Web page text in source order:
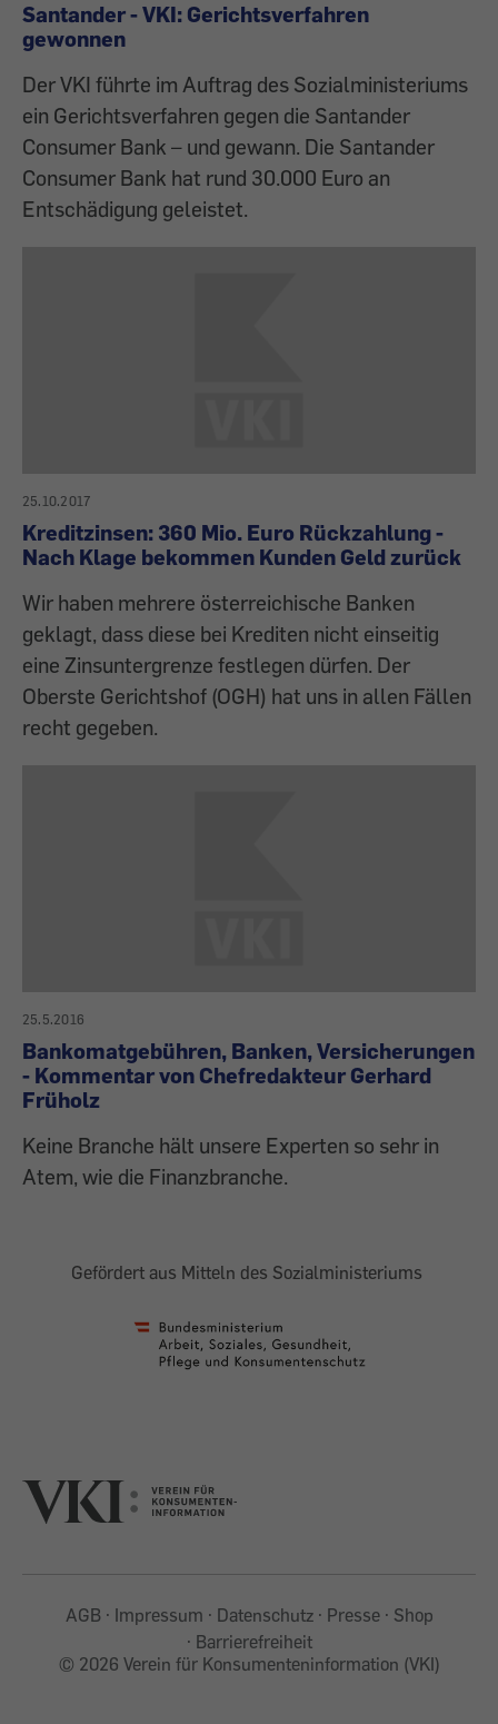
Santander - VKI: Gerichtsverfahren
gewonnen
Der VKI führte im Auftrag des Sozialministeriums
ein Gerichtsverfahren gegen die Santander
Consumer Bank – und gewann. Die Santander
Consumer Bank hat rund 30.000 Euro an
Entschädigung geleistet.
25.10.2017
Kreditzinsen: 360 Mio. Euro Rückzahlung -
Nach Klage bekommen Kunden Geld zurück
Wir haben mehrere österreichische Banken
geklagt, dass diese bei Krediten nicht einseitig
eine Zinsuntergrenze festlegen dürfen. Der
Oberste Gerichtshof (OGH) hat uns in allen Fällen
recht gegeben.
25.5.2016
Bankomatgebühren, Banken, Versicherungen
- Kommentar von Chefredakteur Gerhard
Früholz
Keine Branche hält unsere Experten so sehr in
Atem, wie die Finanzbranche.
Gefördert aus Mitteln des Sozialministeriums
AGB Impressum Datenschutz Presse
Shop
Barrierefreiheit
© 2026 Verein für Konsumenteninformation (VKI)